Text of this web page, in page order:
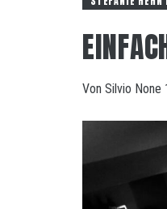
Von Silvio None